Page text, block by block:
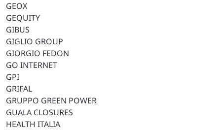
GEOX
GEQUITY
GIBUS
GIGLIO GROUP
GIORGIO FEDON
GO INTERNET
GPI
GRIFAL
GRUPPO GREEN POWER
GUALA CLOSURES
HEALTH ITALIA